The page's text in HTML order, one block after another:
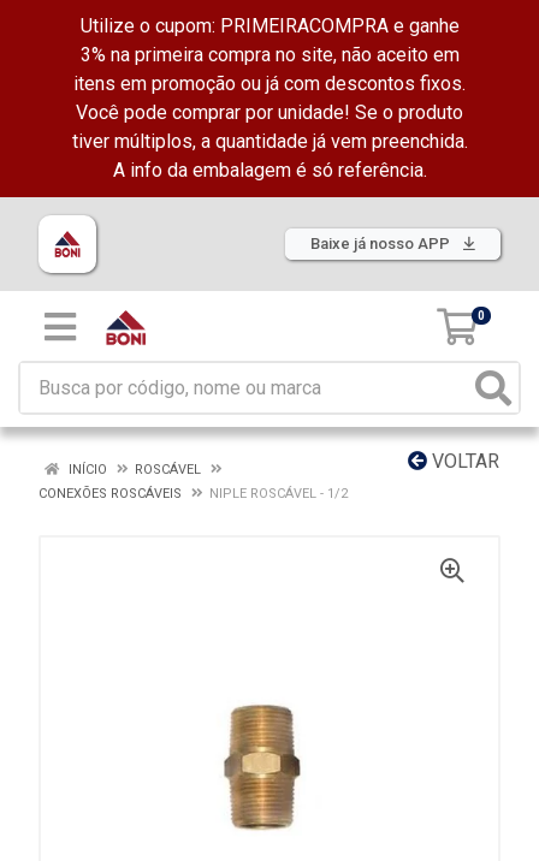
Utilize o cupom: PRIMEIRACOMPRA e ganhe
3% na primeira compra no site, não aceito em
itens em promoção ou já com descontos fixos.
Você pode comprar por unidade! Se o produto
tiver múltiplos, a quantidade já vem preenchida.
A info da embalagem é só referência.
Baixe já nosso APP
0
VOLTAR
INÍCIO
ROSCÁVEL
CONEXÕES ROSCÁVEIS
NIPLE ROSCÁVEL - 1/2